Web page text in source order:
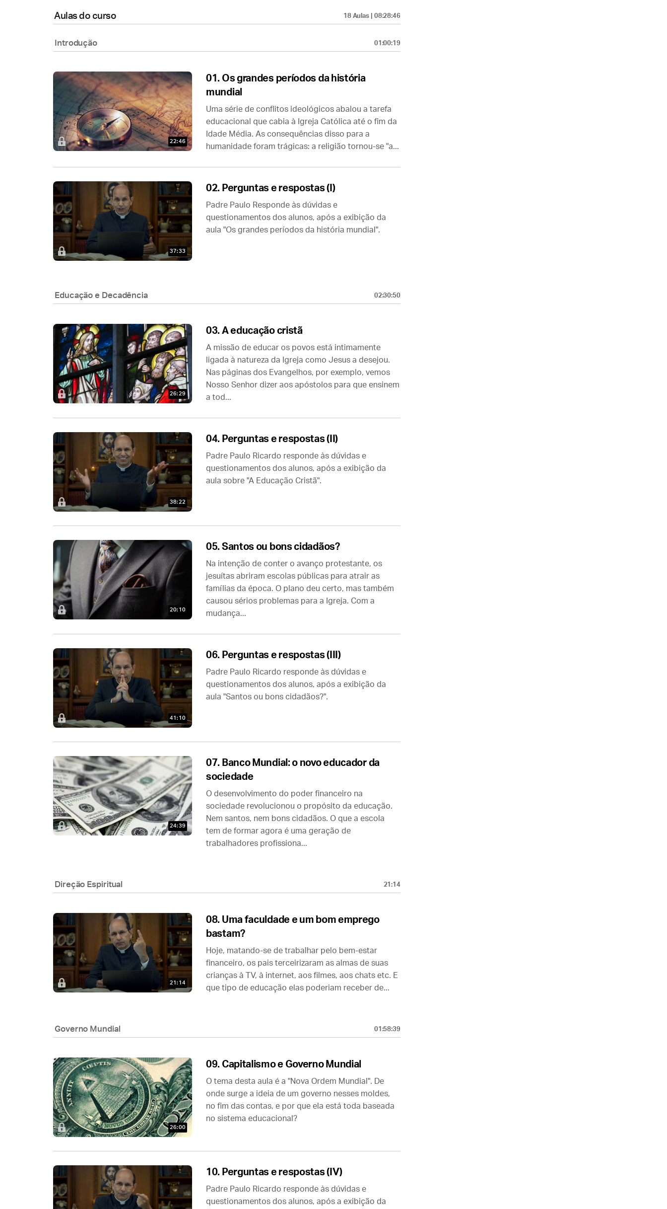
Aulas do curso 18 Aulas | 08:28:46
Introdução 01:00:19
22:46
01. Os grandes períodos da história
mundial
Uma série de conflitos ideológicos abalou a tarefa
educacional que cabia à Igreja Católica até o fim da
Idade Média. As consequências disso para a
humanidade foram trágicas: a religião tornou-se "a...
37:33
02. Perguntas e respostas (I)
Padre Paulo Responde às dúvidas e
questionamentos dos alunos, após a exibição da
aula "Os grandes períodos da história mundial".
Educação e Decadência 02:30:50
26:29
03. A educação cristã
A missão de educar os povos está intimamente
ligada à natureza da Igreja como Jesus a desejou.
Nas páginas dos Evangelhos, por exemplo, vemos
Nosso Senhor dizer aos apóstolos para que ensinem
a tod...
38:22
04. Perguntas e respostas (II)
Padre Paulo Ricardo responde às dúvidas e
questionamentos dos alunos, após a exibição da
aula sobre "A Educação Cristã".
20:10
05. Santos ou bons cidadãos?
Na intenção de conter o avanço protestante, os
jesuítas abriram escolas públicas para atrair as
famílias da época. O plano deu certo, mas também
causou sérios problemas para a Igreja. Com a
mudança...
41:10
06. Perguntas e respostas (III)
Padre Paulo Ricardo responde às dúvidas e
questionamentos dos alunos, após a exibição da
aula "Santos ou bons cidadãos?".
24:39
07. Banco Mundial: o novo educador da
sociedade
O desenvolvimento do poder financeiro na
sociedade revolucionou o propósito da educação.
Nem santos, nem bons cidadãos. O que a escola
tem de formar agora é uma geração de
trabalhadores profissiona...
Direção Espiritual 21:14
21:14
08. Uma faculdade e um bom emprego
bastam?
Hoje, matando-se de trabalhar pelo bem-estar
financeiro, os pais terceirizaram as almas de suas
crianças à TV, à internet, aos filmes, aos chats etc. E
que tipo de educação elas poderiam receber de...
Governo Mundial 01:58:39
26:00
09. Capitalismo e Governo Mundial
O tema desta aula é a "Nova Ordem Mundial". De
onde surge a ideia de um governo nesses moldes,
no fim das contas, e por que ela está toda baseada
no sistema educacional?
10. Perguntas e respostas (IV)
Padre Paulo Ricardo responde às dúvidas e
questionamentos dos alunos, após a exibição da